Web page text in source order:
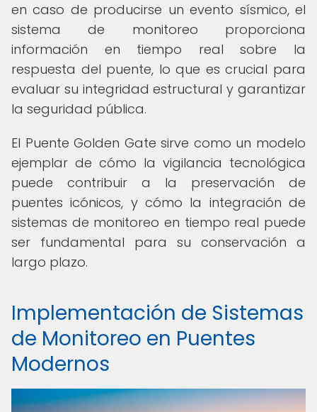
en caso de producirse un evento sísmico, el
sistema de monitoreo proporciona
información en tiempo real sobre la
respuesta del puente, lo que es crucial para
evaluar su integridad estructural y garantizar
la seguridad pública.
El Puente Golden Gate sirve como un modelo
ejemplar de cómo la vigilancia tecnológica
puede contribuir a la preservación de
puentes icónicos, y cómo la integración de
sistemas de monitoreo en tiempo real puede
ser fundamental para su conservación a
largo plazo.
Implementación de Sistemas
de Monitoreo en Puentes
Modernos